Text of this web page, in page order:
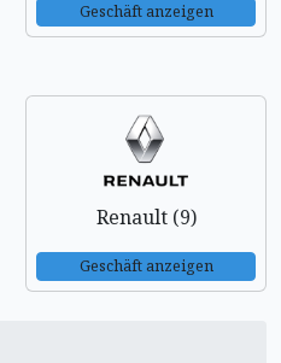
Geschäft anzeigen
Renault (9)
Geschäft anzeigen